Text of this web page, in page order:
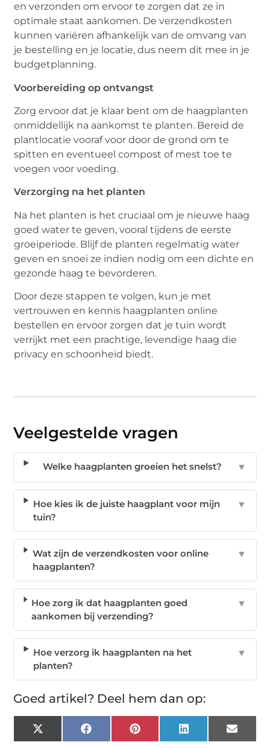
en verzonden om ervoor te zorgen dat ze in
optimale staat aankomen. De verzendkosten
kunnen variëren afhankelijk van de omvang van
je bestelling en je locatie, dus neem dit mee in je
budgetplanning.
Voorbereiding op ontvangst
Zorg ervoor dat je klaar bent om de haagplanten
onmiddellijk na aankomst te planten. Bereid de
plantlocatie vooraf voor door de grond om te
spitten en eventueel compost of mest toe te
voegen voor voeding.
Verzorging na het planten
Na het planten is het cruciaal om je nieuwe haag
goed water te geven, vooral tijdens de eerste
groeiperiode. Blijf de planten regelmatig water
geven en snoei ze indien nodig om een dichte en
gezonde haag te bevorderen.
Door deze stappen te volgen, kun je met
vertrouwen en kennis haagplanten online
bestellen en ervoor zorgen dat je tuin wordt
verrijkt met een prachtige, levendige haag die
privacy en schoonheid biedt.
Veelgestelde vragen
Welke haagplanten groeien het snelst? ▼
Hoe kies ik de juiste haagplant voor mijn
tuin?
▼
Wat zijn de verzendkosten voor online
haagplanten?
▼
Hoe zorg ik dat haagplanten goed
aankomen bij verzending?
▼
Hoe verzorg ik haagplanten na het
planten?
▼
Goed artikel? Deel hem dan op:
X
(Twitter)
FacebookPinterest LinkedIn Email